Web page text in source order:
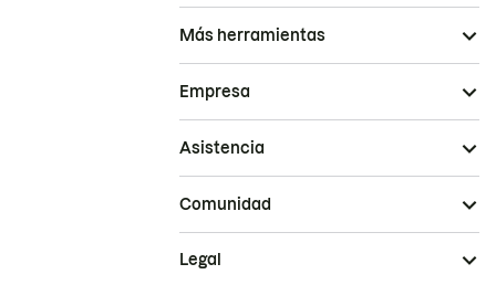
Más herramientas
Empresa
Asistencia
Comunidad
Legal